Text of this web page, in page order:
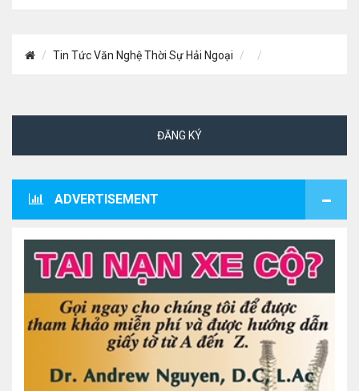
Tin Tức Văn Nghệ Thời Sự Hải Ngoại
ĐĂNG KÝ
ADVERTISEMENT